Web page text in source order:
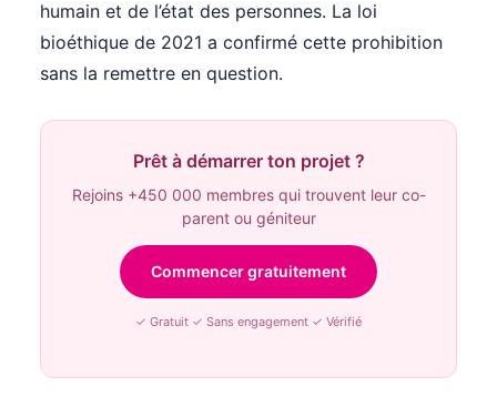
humain et de l’état des personnes. La loi
bioéthique de 2021 a confirmé cette prohibition
sans la remettre en question.
Prêt à démarrer ton projet ?
Rejoins +450 000 membres qui trouvent leur co-
parent ou géniteur
Commencer gratuitement
✓ Gratuit ✓ Sans engagement ✓ Vérifié